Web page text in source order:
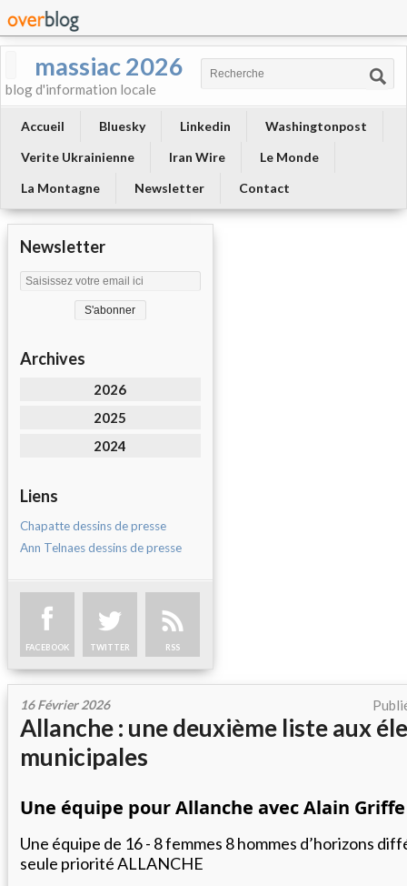
massiac 2026
blog d'information locale
Accueil Bluesky Linkedin
Washingtonpost
Verite Ukrainienne
Iran Wire
Le Monde
La Montagne
Newsletter Contact
Newsletter
Archives
2026
2025
2024
Liens
Chapatte dessins de presse
Ann Telnaes dessins de presse
FACEBOOK TWITTER RSS
16 Février 2026
Allanche : une deuxième liste aux
municipales
Une équipe pour Allanche avec Alain Griffe
Une équipe de 16 - 8 femmes 8 hommes d’horizons
seule priorité ALLANCHE